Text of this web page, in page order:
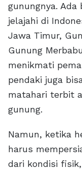
gunungnya.
jelajahi di
Jawa Timur,
Gunung
menikmati
pendaki juga
matahari terbit
gunung.
Namun, ketika
harus
dari kondisi